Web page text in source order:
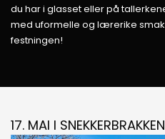
du har i glasset eller på
med uformelle og lærerike
festningen!
17. MAI I SNEKKERBRAKKEN